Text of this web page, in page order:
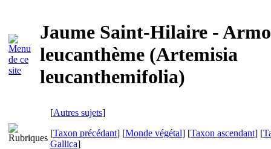
Jaume Saint-Hilaire -
leucanthème (Artemisia
leucanthemifolia)
[Autres sujets]
[Taxon précédant] [Monde végétal] [Taxon ascendant] [
Gallica]